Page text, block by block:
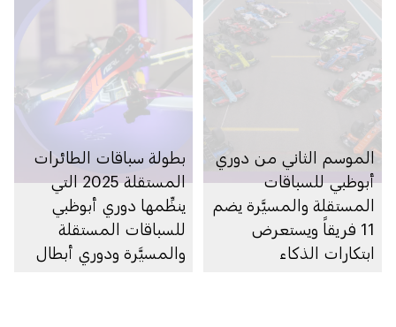
الموسم الثاني من دوري
أبوظبي للسباقات
المستقلة والمسيَّرة يضم
11 فريقاً ويستعرض
ابتكارات الذكاء
بطولة سباقات الطائرات
المستقلة 2025 التي
ينظِّمها دوري أبوظبي
للسباقات المستقلة
والمسيَّرة ودوري أبطال